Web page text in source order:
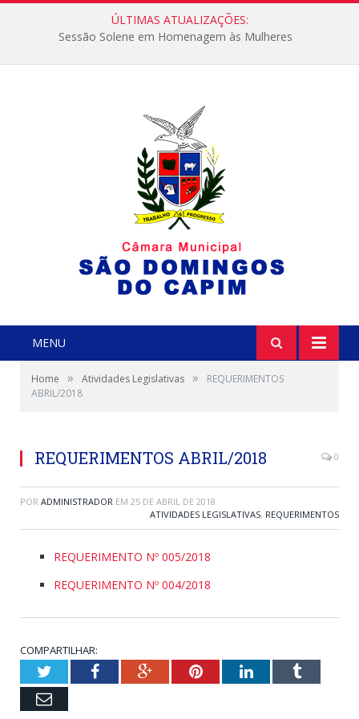
ÚLTIMAS ATUALIZAÇÕES:
Sessão Solene em Homenagem às Mulheres
MENU
Home » Atividades Legislativas »
REQUERIMENTOS
ABRIL/2018
REQUERIMENTOS ABRIL/2018 0
POR ADMINISTRADOR EM 25 DE ABRIL DE 2018
ATIVIDADES LEGISLATIVAS, REQUERIMENTOS
REQUERIMENTO Nº 005/2018
REQUERIMENTO Nº 004/2018
COMPARTILHAR:
TwitterFacebookGoogle+PinterestLinkedInTumblr
Email